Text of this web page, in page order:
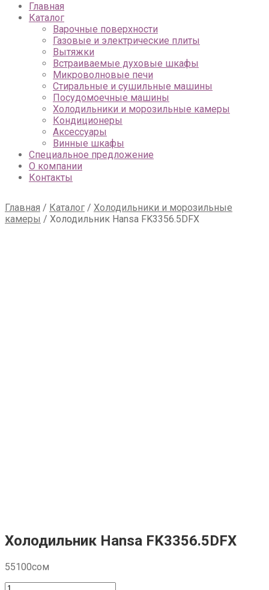
Главная
Каталог
Варочные поверхности
Газовые и электрические плиты
Вытяжки
Встраиваемые духовые шкафы
Микроволновые печи
Стиральные и сушильные машины
Посудомоечные машины
Холодильники и морозильные камеры
Кондиционеры
Аксессуары
Винные шкафы
Специальное предложение
О компании
Контакты
Главная / Каталог / Холодильники и морозильные
камеры / Холодильник Hansa FK3356.5DFX
Холодильник Hansa FK3356.5DFX
55100сом
Количество